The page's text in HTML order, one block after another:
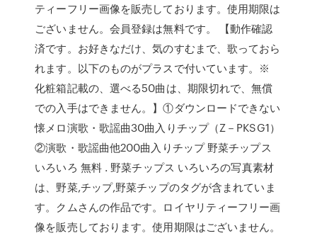
ティーフリー画像を販売しております。使用期限は
ございません。会員登録は無料です。 【動作確認
済です。お好きなだけ、気のすむまで、歌っておら
れます。以下のものがプラスで付いています。※
化粧箱記載の、選べる50曲は、期限切れで、無償
での入手はできません。】①ダウンロードできない
懐メロ演歌・歌謡曲30曲入りチップ（Z－PKSG1）
②演歌・歌謡曲他200曲入りチップ 野菜チップス
いろいろ 無料 . 野菜チップス いろいろの写真素材
は、野菜,チップ,野菜チップのタグが含まれていま
す。クムさんの作品です。ロイヤリティーフリー画
像を販売しております。使用期限はございません。